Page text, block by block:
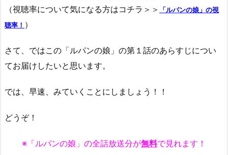
（視聴率について気になる方はコチラ＞＞
「ルパンの娘」の視
聴率！ ）
さて、ではこの「ルパンの娘」の第１話のあらすじについ
てお届けしたいと思います。
では、早速、みていくことにしましょう！！
どうぞ！
※「ルパンの娘」の全話放送分が無料で見れます！